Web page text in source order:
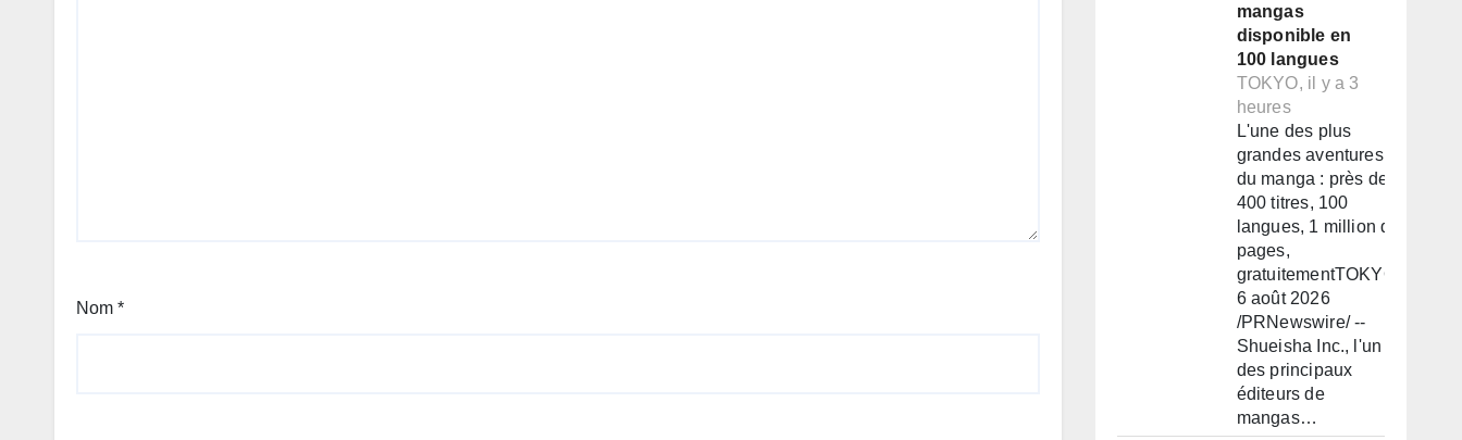
Nom *
mangas
disponible en
100 langues
TOKYO, il y a 3
heures
L'une des plus
grandes aventures
du manga : près de
400 titres, 100
langues, 1 million de
pages,
gratuitementTOKYO,
6 août 2026
/PRNewswire/ --
Shueisha Inc., l'un
des principaux
éditeurs de
mangas…